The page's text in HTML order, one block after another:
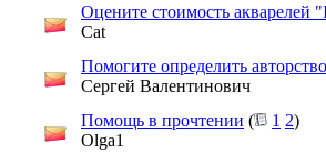
Оцените стоимость акварелей
Cat
Помогите определить
Сергей Валентинович
Помощь в прочтении ( 1 2)
Olga1